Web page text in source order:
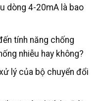
dòng 4-20mA là bao
tính năng chống
nhiễu hay không?
lý của bộ chuyển đổi